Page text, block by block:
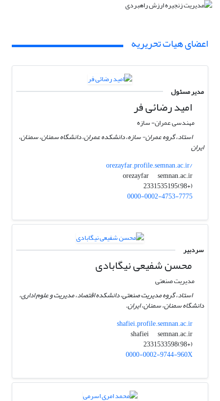
اعضای هیات تحریریه
مدیر مسئول
امید رضائی فر
مهندسی عمران- سازه
استاد، گروه عمران- سازه، دانشکده عمران، دانشگاه سمنان، سمنان،
ایران
orezayfar.profile.semnan.ac.ir/
orezayfar
semnan.ac.ir
(+98)2331535195
0000-0002-4753-7775
سردبیر
محسن شفیعی نیگابادی
مدیریت صنعتی
استاد، گروه مدیریت صنعتی، دانشکده اقتصاد، مدیریت و علوم اداری،
دانشگاه سمنان، سمنان، ایران.
shafiei.profile.semnan.ac.ir
shafiei
semnan.ac.ir
(+98)2331533598
0000-0002-9744-960X